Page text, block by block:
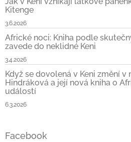
Kitenge
3.6.2026
Africké noci: Kniha podle
zavede do neklidné Keni
3.4.2026
Když se dovolená v Keni změní v
Hindráková a její nová kniha o
událostí
6.3.2026
Facebook